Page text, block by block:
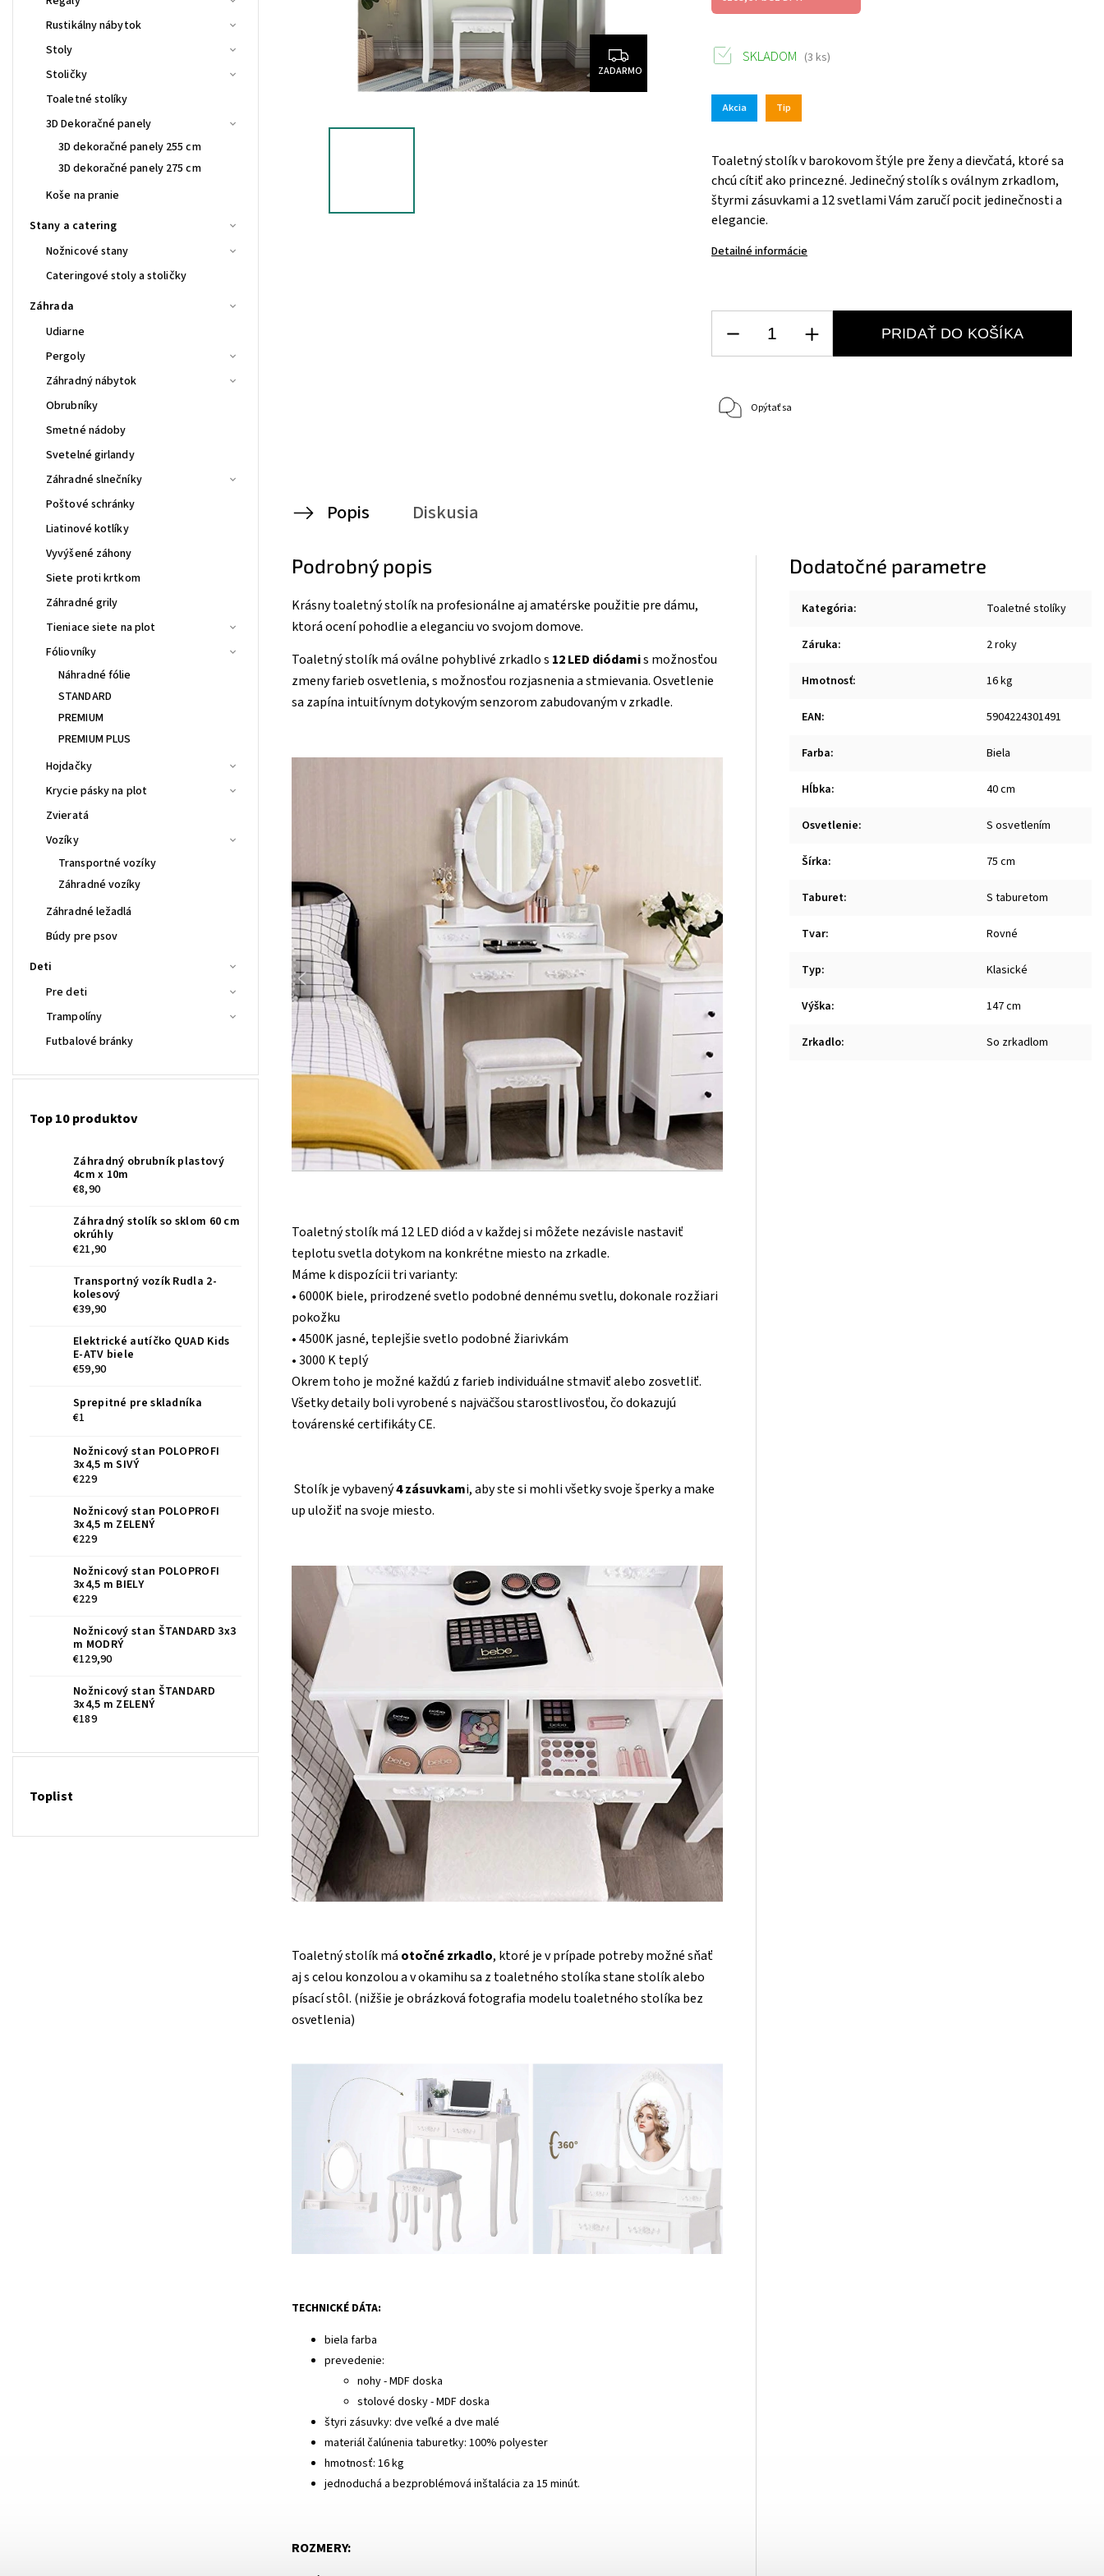
Rustikálny nábytok
Stoly
Stoličky
Toaletné stolíky
3D Dekoračné panely
3D dekoračné panely 255 cm
3D dekoračné panely 275 cm
Koše na pranie
Stany a catering
Nožnicové stany
Cateringové stoly a stoličky
Záhrada
Udiarne
Pergoly
Záhradný nábytok
Obrubníky
Smetné nádoby
Svetelné girlandy
Záhradné slnečníky
Poštové schránky
Liatinové kotlíky
Vyvýšené záhony
Siete proti krtkom
Záhradné grily
Tieniace siete na plot
Fóliovníky
Náhradné fólie
STANDARD
PREMIUM
PREMIUM PLUS
Hojdačky
Krycie pásky na plot
Zvieratá
Vozíky
Transportné vozíky
Záhradné vozíky
Záhradné ležadlá
Búdy pre psov
Deti
Pre deti
Trampolíny
Futbalové bránky
Top 10 produktov
Záhradný obrubník plastový
4cm x 10m
€8,90
Záhradný stolík so sklom 60 cm
okrúhly
€21,90
Transportný vozík Rudla 2-
kolesový
€39,90
Elektrické autíčko QUAD Kids
E-ATV biele
€59,90
Sprepitné pre skladníka
€1
Nožnicový stan POLOPROFI
3x4,5 m SIVÝ
€229
Nožnicový stan POLOPROFI
3x4,5 m ZELENÝ
€229
Nožnicový stan POLOPROFI
3x4,5 m BIELY
€229
Nožnicový stan ŠTANDARD 3x3
m MODRÝ
€129,90
Nožnicový stan ŠTANDARD
3x4,5 m ZELENÝ
€189
Toplist
ZADARMO
Akcia Tip
Toaletný stolík v barokovom štýle pre ženy a dievčatá, ktoré sa
chcú cítiť ako princezné. Jedinečný stolík s oválnym zrkadlom,
štyrmi zásuvkami a 12 svetlami Vám zaručí pocit jedinečnosti a
elegancie.
Detailné informácie
SKLADOM (3 ks)
PRIDAŤ DO KOŠÍKA
Opýtať sa
Popis Diskusia
Podrobný popis
Krásny toaletný stolík na profesionálne aj amatérske použitie pre dámu,
ktorá ocení pohodlie a eleganciu vo svojom domove.
Toaletný stolík má oválne pohyblivé zrkadlo s 12 LED diódamis možnosťou
zmeny farieb osvetlenia, s možnosťou rozjasnenia a stmievania. Osvetlenie
sa zapína intuitívnym dotykovým senzorom zabudovaným v zrkadle.
Toaletný stolík má 12 LED diód a v každej si môžete nezávisle nastaviť
teplotu svetla dotykom na konkrétne miesto na zrkadle.
Máme k dispozícii tri varianty:
• 6000K biele, prirodzené svetlo podobné dennému svetlu, dokonale rozžiari
pokožku
• 4500K jasné, teplejšie svetlo podobné žiarivkám
• 3000 K teplý
Okrem toho je možné každú z farieb individuálne stmaviť alebo zosvetliť.
Všetky detaily boli vyrobené s najväčšou starostlivosťou, čo dokazujú
továrenské certifikátyCE.
Stolík je vybavený4 zásuvkami, aby ste si mohli všetky svoje šperky a make
up uložiť na svoje miesto.
Toaletný stolík má otočné zrkadlo, ktoré je v prípade potreby možné sňať
aj s celou konzolou a v okamihu sa z toaletného stolíka stane stolík alebo
písací stôl. (nižšie je obrázková fotografia modelu toaletného stolíka bez
osvetlenia)
TECHNICKÉ DÁTA:
biela farba
prevedenie:
nohy - MDF doska
stolové dosky - MDF doska
štyri zásuvky: dve veľké a dve malé
materiál čalúnenia taburetky: 100% polyester
hmotnosť: 16 kg
jednoduchá a bezproblémová inštalácia za 15 minút.
ROZMERY:
Dodatočné parametre
Kategória: Toaletné stolíky
Záruka: 2 roky
Hmotnosť: 16 kg
EAN: 5904224301491
Farba: Biela
Hĺbka: 40 cm
Osvetlenie: S osvetlením
Šírka: 75 cm
Taburet: S taburetom
Tvar: Rovné
Typ: Klasické
Výška: 147 cm
Zrkadlo: So zrkadlom